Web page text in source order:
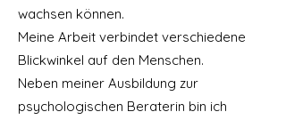
wachsen können.
Meine Arbeit verbindet verschiedene
Blickwinkel auf den Menschen.
Neben meiner Ausbildung zur
psychologischen Beraterin bin ich